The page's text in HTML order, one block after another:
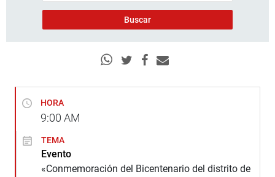
HORA
9:00 AM
TEMA
Evento
«Conmemoración del Bicentenario del distrito de